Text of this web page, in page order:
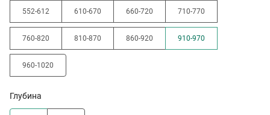
552-612 610-670 660-720 710-770
760-820 810-870 860-920 910-970
960-1020
Глубина